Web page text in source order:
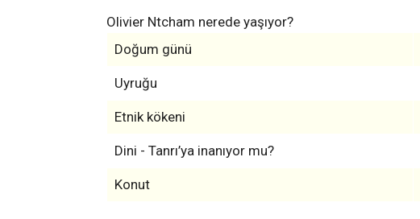
Olivier Ntcham nerede yaşıyor?
Doğum günü
Uyruğu
Etnik kökeni
Dini - Tanrı’ya inanıyor mu?
Konut